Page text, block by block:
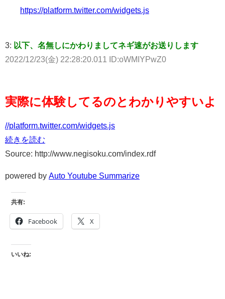
https://platform.twitter.com/widgets.js
3: 以下、名無しにかわりましてネギ速がお送りします
2022/12/23(金) 22:28:20.011 ID:oWMIYPwZ0
実際に体験してるのとわかりやすいよ
//platform.twitter.com/widgets.js
続きを読む
Source: http://www.negisoku.com/index.rdf
powered by Auto Youtube Summarize
共有:
Facebook X
いいね: